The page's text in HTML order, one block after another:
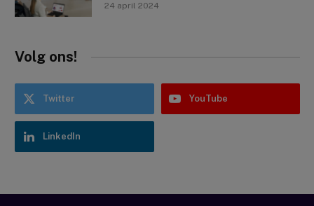
24 april 2024
Volg ons!
Twitter YouTube
LinkedIn